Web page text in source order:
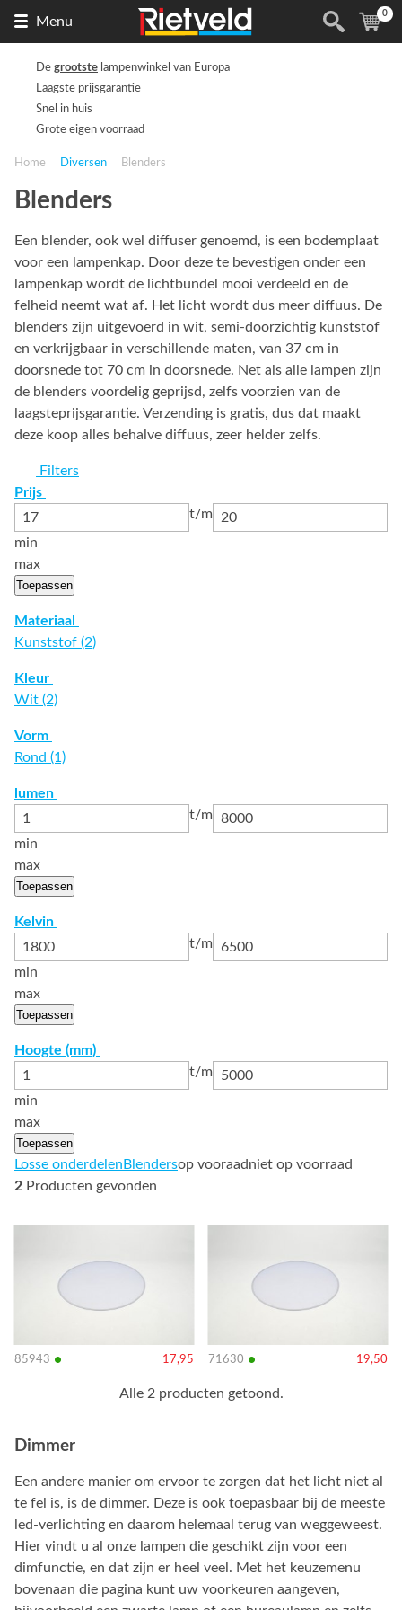
Menu
de
(
0
De grootste lampenwinkel van Europa
Laagste prijsgarantie
Snel in huis
Grote eigen voorraad
Home Diversen Blenders
Blenders
Een blender, ook wel diffuser genoemd, is een bodemplaat
voor een lampenkap. Door deze te bevestigen onder een
lampenkap wordt de lichtbundel mooi verdeeld en de
felheid neemt wat af. Het licht wordt dus meer diffuus. De
blenders zijn uitgevoerd in wit, semi-doorzichtig kunststof
en verkrijgbaar in verschillende maten, van 37 cm in
doorsnede tot 70 cm in doorsnede. Net als alle lampen zijn
de blenders voordelig geprijsd, zelfs voorzien van de
laagsteprijsgarantie. Verzending is gratis, dus dat maakt
deze koop alles behalve diffuus, zeer helder zelfs.
Filters
Prijs
t/m
min
max
Toepassen
Materiaal
Kunststof (2)
Kleur
Wit (2)
Vorm
Rond (1)
lumen
t/m
min
max
Toepassen
Kelvin
t/m
min
max
Toepassen
Hoogte (mm)
t/m
min
max
Toepassen
Losse onderdelen Blendersop vooraadniet op voorraad
2 Producten gevonden
85943 • 17,95
Bekijk
71630 • 19,50
Bekijk
Alle 2 producten getoond.
Dimmer
Een andere manier om ervoor te zorgen dat het licht niet al
te fel is, is de dimmer. Deze is ook toepasbaar bij de meeste
led-verlichting en daarom helemaal terug van weggeweest.
Hier vindt u al onze lampen die geschikt zijn voor een
dimfunctie, en dat zijn er heel veel. Met het keuzemenu
bovenaan die pagina kunt uw voorkeuren aangeven,